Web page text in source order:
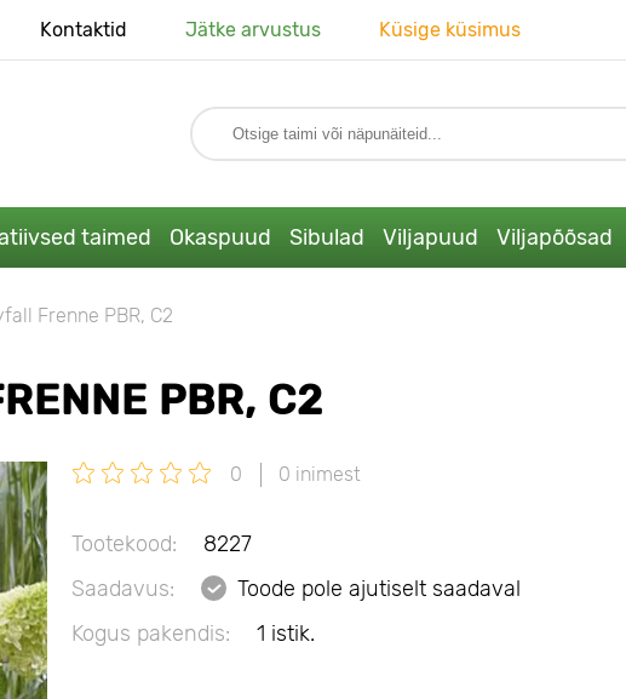
Kontaktid Jätke arvustus Küsige küsimus
taimed Okaspuud Sibulad Viljapuud Viljapõõsad
Frenne PBR, С2
PBR, С2
0 0 inimest
Tootekood:
8227
Saadavus:
Toode pole ajutiselt saadaval
Kogus pakendis:
1 istik.